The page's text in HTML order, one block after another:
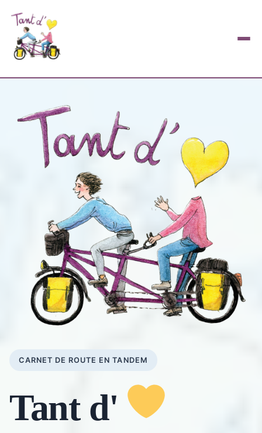
CARNET DE ROUTE EN TANDEM
Tant d'